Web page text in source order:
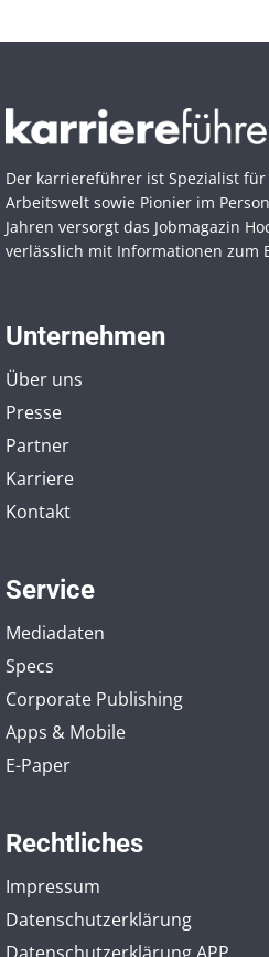
Der karriereführer ist Spezialist
Arbeitswelt sowie Pionier im
Jahren versorgt das Jobmagazin
verlässlich mit Informationen zum
Unternehmen
Über uns
Presse
Partner
Karriere
Kontakt
Service
Mediadaten
Specs
Corporate Publishing
Apps & Mobile
E-Paper
Rechtliches
Impressum
Datenschutzerklärung